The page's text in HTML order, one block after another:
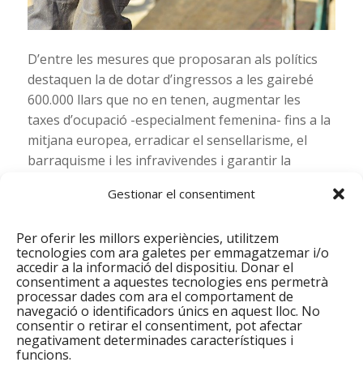
Gestionar el consentiment
Per oferir les millors experiències, utilitzem
tecnologies com ara galetes per emmagatzemar i/o
accedir a la informació del dispositiu. Donar el
consentiment a aquestes tecnologies ens permetrà
processar dades com ara el comportament de
navegació o identificadors únics en aquest lloc. No
consentir o retirar el consentiment, pot afectar
negativament determinades característiques i
funcions.
D’entre les mesures que proposaran als polítics
destaquen la de dotar d’ingressos a les gairebé
600.000 llars que no en tenen, augmentar les
taxes d’ocupació -especialment femenina- fins a la
mitjana europea, erradicar el sensellarisme, el
barraquisme i les infravivendes i garantir la
es que s’estableixi un sistema estatal de rendes
mínimes per unificar criteris perquè, segons
afirmen des de la Xarxa Europea conra la Pobresa,
hi ha una vintena de sistemes diferents en les
comunitats autònomes, i prestacions per fill a
càrrec.
La xarxa també lamenta que aquests indicadors de